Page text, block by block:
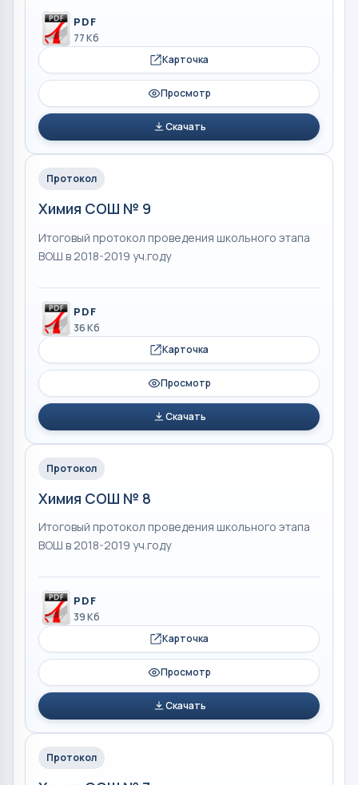
PDF
77 Кб
Карточка
Просмотр
Скачать
Протокол
Химия СОШ № 9
Итоговый протокол проведения школьного этапа
ВОШ в 2018-2019 уч.году
PDF
36 Кб
Карточка
Просмотр
Скачать
Протокол
Химия СОШ № 8
Итоговый протокол проведения школьного этапа
ВОШ в 2018-2019 уч.году
PDF
39 Кб
Карточка
Просмотр
Скачать
Протокол